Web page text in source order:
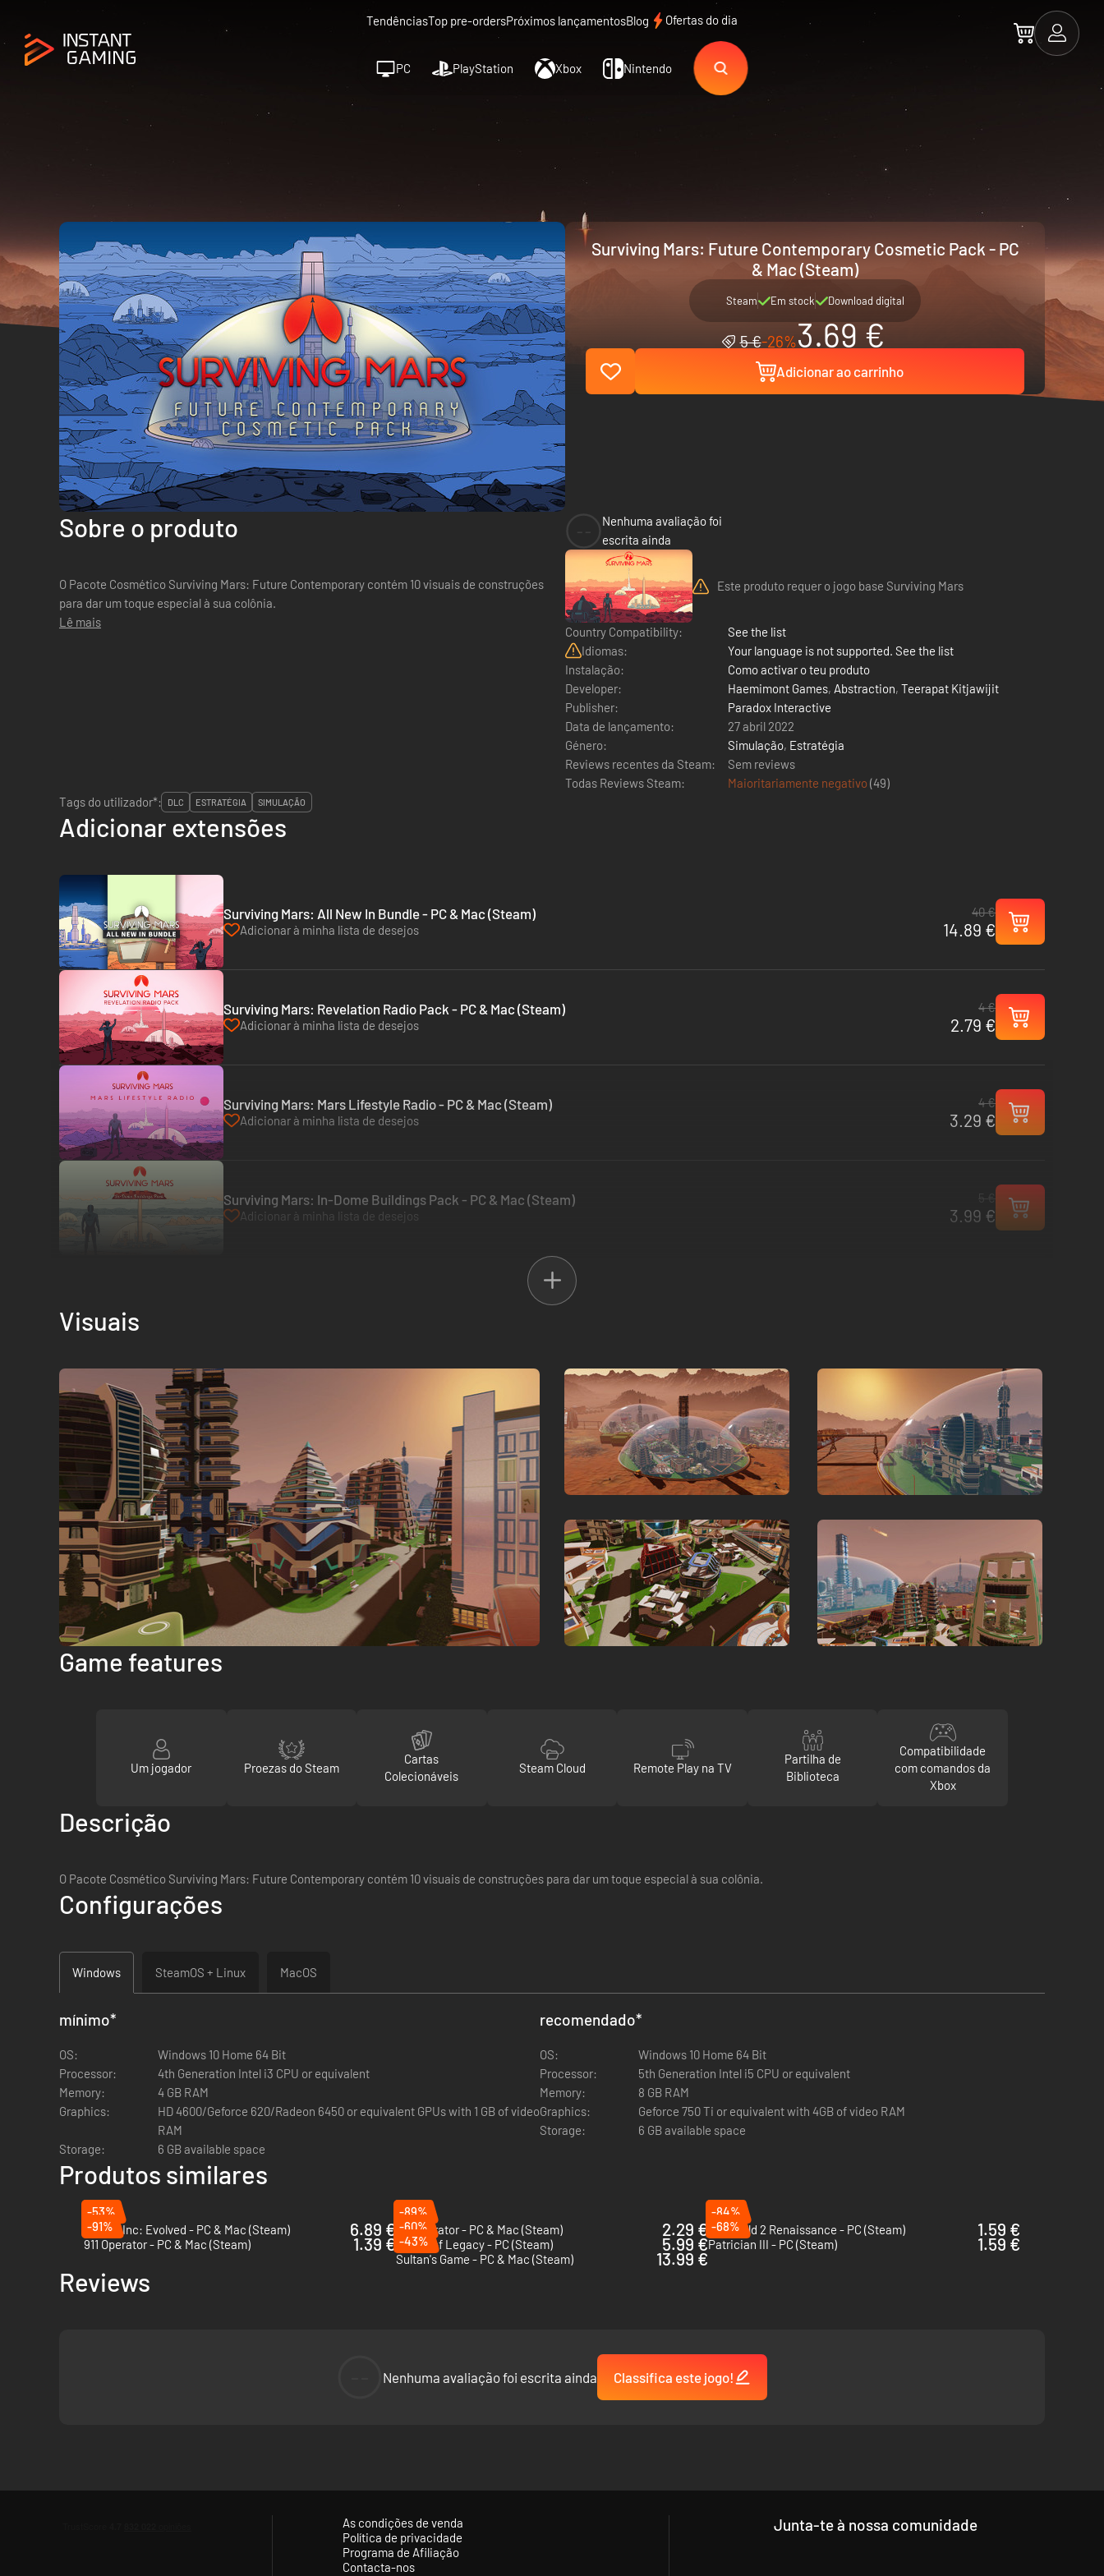
TendênciasTop pre-ordersPróximos lançamentosBlog Ofertas do dia
PC PlayStation Xbox Nintendo
Surviving Mars: Future Contemporary Cosmetic Pack - PC
& Mac (Steam)
Steam Em stock Download digital
5 €-26%3.69 €
Adicionar ao carrinho
Sobre o produto
O Pacote Cosmético Surviving Mars: Future Contemporary contém 10 visuais de construções
para dar um toque especial à sua colônia.
Lê mais
Nenhuma avaliação foi
escrita ainda
Este produto requer o jogo base Surviving Mars
Country Compatibility:
See the list
Idiomas:
Your language is not supported. See the list
Instalação:
Como activar o teu produto
Developer:
Haemimont Games, Abstraction, Teerapat Kitjawijit
Publisher:
Paradox Interactive
Data de lançamento:
27 abril 2022
Género:
Simulação, Estratégia
Reviews recentes da Steam:
Sem reviews
Todas Reviews Steam:
Maioritariamente negativo (49)
Tags do utilizador*:
DLC ESTRATÉGIA SIMULAÇÃO
Adicionar extensões
Surviving Mars: All New In Bundle - PC & Mac (Steam)
Adicionar à minha lista de desejos
40 €
14.89 €
Surviving Mars: Revelation Radio Pack - PC & Mac (Steam)
Adicionar à minha lista de desejos
4 €
2.79 €
Surviving Mars: Mars Lifestyle Radio - PC & Mac (Steam)
Adicionar à minha lista de desejos
4 €
3.29 €
Surviving Mars: In-Dome Buildings Pack - PC & Mac (Steam)
Adicionar à minha lista de desejos 3.99 €
Visuais
Game features
Um jogador Proezas do Steam
Cartas
Colecionáveis
Steam Cloud Remote Play na TV
Partilha de
Biblioteca
Compatibilidade
com comandos da
Xbox
Descrição
O Pacote Cosmético Surviving Mars: Future Contemporary contém 10 visuais de construções para dar um toque especial à sua colônia.
Configurações
Windows SteamOS + Linux MacOS
mínimo*
OS:
Windows 10 Home 64 Bit
Processor:
4th Generation Intel i3 CPU or equivalent
Memory:
4 GB RAM
Graphics:
HD 4600/Geforce 620/Radeon 6450 or equivalent GPUs with 1 GB of video
RAM
Storage:
6 GB available space
recomendado*
OS:
Windows 10 Home 64 Bit
Processor:
5th Generation Intel i5 CPU or equivalent
Memory:
8 GB RAM
Graphics:
Geforce 750 Ti or equivalent with 4GB of video RAM
Storage:
6 GB available space
Produtos similares
-53%
Plague Inc: Evolved - PC & Mac (Steam)
6.89 €
-89%
112 Operator - PC & Mac (Steam)
2.29 €
-84%
The Guild 2 Renaissance - PC (Steam)
1.59 €
-91%
911 Operator - PC & Mac (Steam)
1.39 €
-60%
House of Legacy - PC (Steam)
5.99 €
-68%
Patrician III - PC (Steam)
1.59 €
-43%
Sultan's Game - PC & Mac (Steam)
13.99 €
Reviews
Nenhuma avaliação foi escrita ainda Classifica este jogo!
As condições de venda
Política de privacidade
Programa de Afiliação
Contacta-nos
Junta-te à nossa comunidade